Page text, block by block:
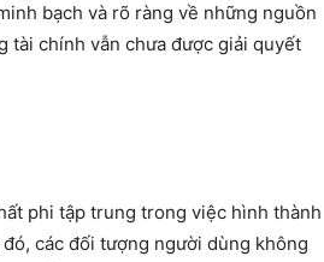
bạch và rõ ràng về những nguồn
chính vẫn chưa được giải quyết
phi tập trung trong việc hình thành
các đối tượng người dùng không